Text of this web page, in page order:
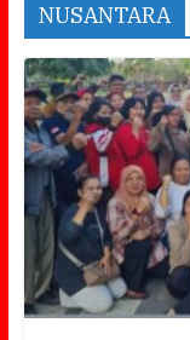
NUSANTARA